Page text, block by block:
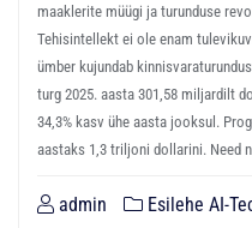
maaklerite müügi ja turunduse
Tehisintellekt ei ole enam
ümber kujundab
turg 2025. aasta 301,58 miljardilt
34,3% kasv ühe aasta jooksul.
aastaks 1,3 triljoni dollarini. Need
admin Esilehe AI-